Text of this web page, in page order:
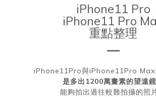
iPhone11 Pro
iPhone11 Pro
重點整理
iPhone11Pro與iPhone11Pro Max
是多出1200萬畫素的望遠
能夠拍出過往較難拍攝的照片